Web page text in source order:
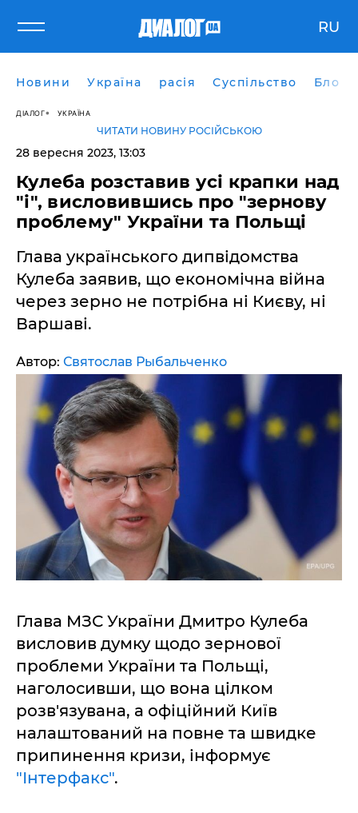
RU
Новини Україна расія Суспільство Блоги
ДІАЛОГ УКРАЇНА
ЧИТАТИ НОВИНУ РОСІЙСЬКОЮ
28 вересня 2023, 13:03
Кулеба розставив усі крапки над
"і", висловившись про "зернову
проблему" України та Польщі
Глава українського дипвідомства
Кулеба заявив, що економічна війна
через зерно не потрібна ні Києву, ні
Варшаві.
Автор: Святослав Рыбальченко
Глава МЗС України Дмитро Кулеба
висловив думку щодо зернової
проблеми України та Польщі,
наголосивши, що вона цілком
розв'язувана, а офіційний Київ
налаштований на повне та швидке
припинення кризи, інформує
"Інтерфакс".